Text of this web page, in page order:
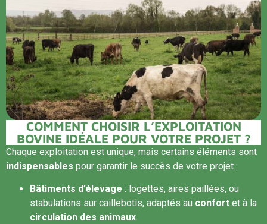
COMMENT CHOISIR L’EXPLOITATION
BOVINE IDÉALE POUR VOTRE PROJET ?
Chaque exploitation est unique, mais certains éléments sont
indispensables pour garantir le succès de votre projet :
Bâtiments d’élevage : logettes, aires paillées, ou
stabulations sur caillebotis, adaptés au confort et à la
circulation des animaux.